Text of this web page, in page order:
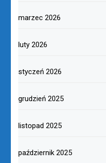
marzec 2026
luty 2026
styczeń 2026
grudzień 2025
listopad 2025
październik 2025